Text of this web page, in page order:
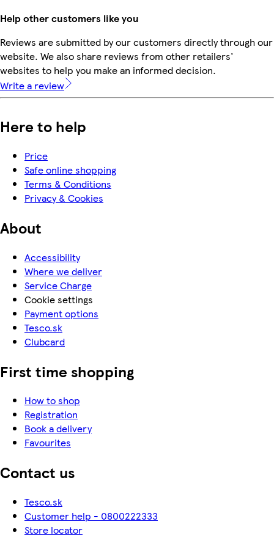
Help other customers like you
Reviews are submitted by our customers directly through our
website. We also share reviews from other retailers'
websites to help you make an informed decision.
Write a review
Here to help
Price
Safe online shopping
Terms & Conditions
Privacy & Cookies
About
Accessibility
Where we deliver
Service Charge
Cookie settings
Payment options
Tesco.sk
Clubcard
First time shopping
How to shop
Registration
Book a delivery
Favourites
Contact us
Tesco.sk
Customer help - 0800222333
Store locator